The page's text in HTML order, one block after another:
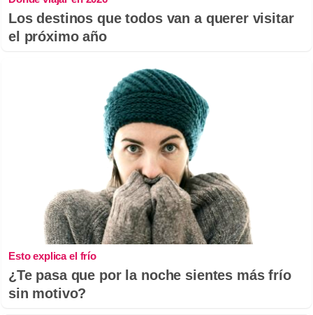
Los destinos que todos van a querer visitar
el próximo año
Esto explica el frío
¿Te pasa que por la noche sientes más frío
sin motivo?